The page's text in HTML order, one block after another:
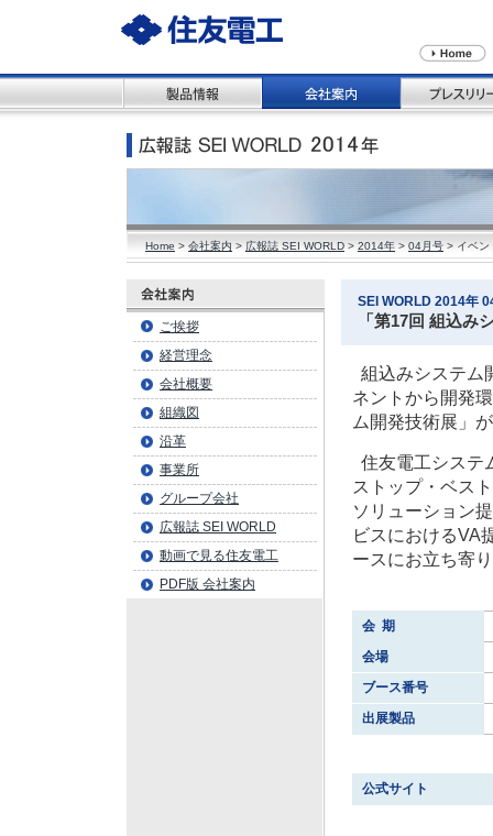
Home > 会社案内 > 広報誌 SEI WORLD > 2014年 > 04月号 > イベン
ご挨拶
経営理念
会社概要
組織図
沿革
事業所
グループ会社
広報誌 SEI WORLD
動画で見る住友電工
PDF版 会社案内
SEI WORLD 2014年
「第17回 組込み
組込みシステム
ネントから開発
ム開発技術展」
住友電工システ
ストップ・ベス
ソリューション
ビスにおけるVA
ースにお立ち寄
会 期
会場
ブース番号
出展製品
公式サイト